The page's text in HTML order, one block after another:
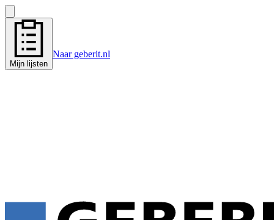
Mijn lijsten
Naar geberit.nl